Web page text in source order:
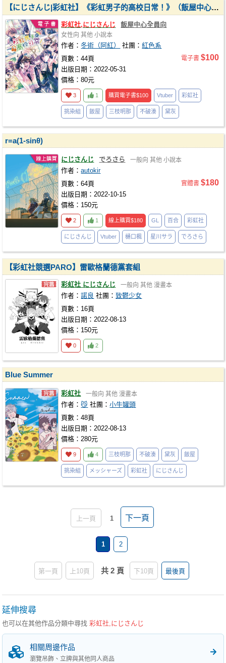
【にじさんじ|彩虹社】《彩虹男子的高校日常！》（飯屋中心全員向）
彩虹社,にじさんじ 飯屋中心全員向
女性向 其他 小說本
作者：冬術（阿紅） 社團：紅色系
頁數：44頁
出版日期：2022-05-31
價格：80元
電子書 $100
3 1 購買電子書$100 Vtuber 彩虹社
挑染組 飯屋 三枝明那 不破湊 黛灰
r=a(1-sinθ)
にじさんじ でろさら 一般向 其他 小說本
作者：autokir
頁數：64頁
出版日期：2022-10-15
價格：150元
實體書 $180
2 1 線上購買$180 GL 百合 彩虹社
にじさんじ Vtuber 樋口楓 星川サラ でろさら
【彩虹社競選PARO】雷歐格蘭德黨套組
彩虹社 にじさんじ 一般向 其他 漫畫本
作者：諾良 社團：致鬱少女
頁數：16頁
出版日期：2022-08-13
價格：150元
0 2
Blue Summer
彩虹社 一般向 其他 漫畫本
作者：😼 社團：小牛罐頭
頁數：48頁
出版日期：2022-08-13
價格：280元
9 4 三枝明那 不破湊 黛灰 飯屋
挑染組 メッシャーズ 彩虹社 にじさんじ
上一頁 1 下一頁
1 2
第一頁 上10頁 共 2 頁 下10頁 最後頁
延伸搜尋
也可以在其他作品分類中尋找彩虹社,にじさんじ
相關周邊作品
瀏覽吊飾、立牌與其他同人商品